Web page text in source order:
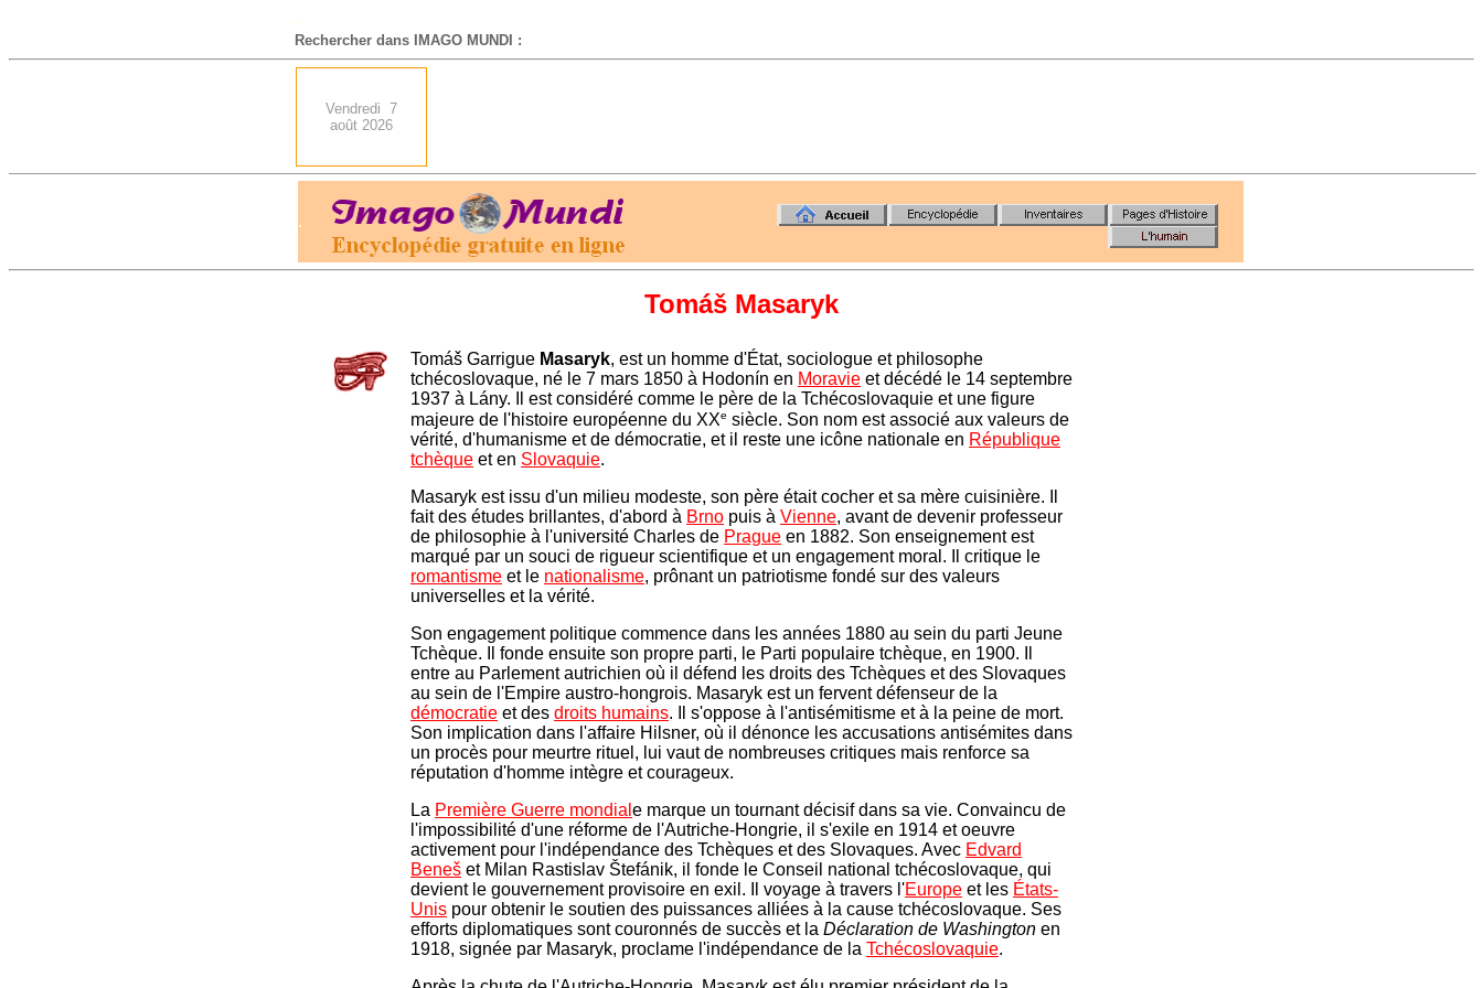
-
Rechercher dans IMAGO MUNDI :
Vendredi 7
août 2026
.
Tomáš Masaryk
Tomáš Garrigue Masaryk, est un homme d'État, sociologue et philosophe
tchécoslovaque, né le 7 mars 1850 à Hodonín en Moravie et décédé le 14 septembre
1937 à Lány. Il est considéré comme le père de la Tchécoslovaquie et une figure
majeure de l'histoire européenne du XXe siècle. Son nom est associé aux valeurs de
vérité, d'humanisme et de démocratie, et il reste une icône nationale en République
tchèque et en Slovaquie.
Masaryk est issu d'un milieu modeste, son père était cocher et sa mère cuisinière. Il
fait des études brillantes, d'abord à Brno puis à Vienne, avant de devenir professeur
de philosophie à l'université Charles de Prague en 1882. Son enseignement est
marqué par un souci de rigueur scientifique et un engagement moral. Il critique le
romantisme et le nationalisme, prônant un patriotisme fondé sur des valeurs
universelles et la vérité.
Son engagement politique commence dans les années 1880 au sein du parti Jeune
Tchèque. Il fonde ensuite son propre parti, le Parti populaire tchèque, en 1900. Il
entre au Parlement autrichien où il défend les droits des Tchèques et des Slovaques
au sein de l'Empire austro-hongrois. Masaryk est un fervent défenseur de la
démocratie et des droits humains. Il s'oppose à l'antisémitisme et à la peine de mort.
Son implication dans l'affaire Hilsner, où il dénonce les accusations antisémites dans
un procès pour meurtre rituel, lui vaut de nombreuses critiques mais renforce sa
réputation d'homme intègre et courageux.
La Première Guerre mondial e marque un tournant décisif dans sa vie. Convaincu de
l'impossibilité d'une réforme de l'Autriche-Hongrie, il s'exile en 1914 et oeuvre
activement pour l'indépendance des Tchèques et des Slovaques. Avec Edvard
Beneš et Milan Rastislav Štefánik, il fonde le Conseil national tchécoslovaque, qui
devient le gouvernement provisoire en exil. Il voyage à travers l'Europe et les États-
Unis pour obtenir le soutien des puissances alliées à la cause tchécoslovaque. Ses
efforts diplomatiques sont couronnés de succès et la Déclaration de Washington en
1918, signée par Masaryk, proclame l'indépendance de la Tchécoslovaquie.